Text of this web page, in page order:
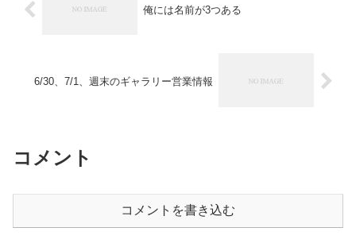
俺には名前が3つある
6/30、7/1、週末のギャラリー営業情報
コメント
コメントを書き込む